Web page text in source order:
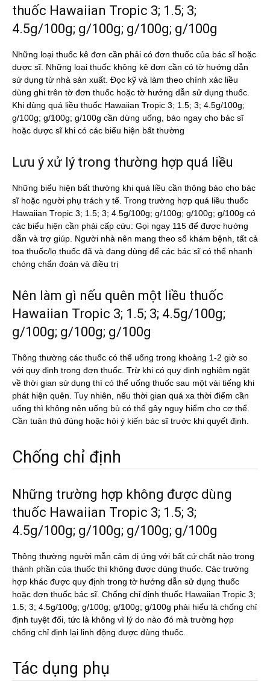
thuốc Hawaiian Tropic 3; 1.5; 3;
4.5g/100g; g/100g; g/100g; g/100g
Những loại thuốc kê đơn cần phải có đơn thuốc của bác sĩ hoặc
dược sĩ. Những loại thuốc không kê đơn cần có tờ hướng dẫn
sử dụng từ nhà sản xuất. Đọc kỹ và làm theo chính xác liều
dùng ghi trên tờ đơn thuốc hoặc tờ hướng dẫn sử dụng thuốc.
Khi dùng quá liều thuốc Hawaiian Tropic 3; 1.5; 3; 4.5g/100g;
g/100g; g/100g; g/100g cần dừng uống, báo ngay cho bác sĩ
hoặc dược sĩ khi có các biểu hiện bất thường
Lưu ý xử lý trong thường hợp quá liều
Những biểu hiện bất thường khi quá liều cần thông báo cho bác
sĩ hoặc người phụ trách y tế. Trong trường hợp quá liều thuốc
Hawaiian Tropic 3; 1.5; 3; 4.5g/100g; g/100g; g/100g; g/100g có
các biểu hiện cần phải cấp cứu: Gọi ngay 115 để được hướng
dẫn và trợ giúp. Người nhà nên mang theo sổ khám bệnh, tất cả
toa thuốc/lọ thuốc đã và đang dùng để các bác sĩ có thể nhanh
chóng chẩn đoán và điều trị
Nên làm gì nếu quên một liều thuốc
Hawaiian Tropic 3; 1.5; 3; 4.5g/100g;
g/100g; g/100g; g/100g
Thông thường các thuốc có thể uống trong khoảng 1-2 giờ so
với quy định trong đơn thuốc. Trừ khi có quy định nghiêm ngặt
về thời gian sử dụng thì có thể uống thuốc sau một vài tiếng khi
phát hiện quên. Tuy nhiên, nếu thời gian quá xa thời điểm cần
uống thì không nên uống bù có thể gây nguy hiểm cho cơ thể.
Cần tuân thủ đúng hoặc hỏi ý kiến bác sĩ trước khi quyết định.
Chống chỉ định
Những trường hợp không được dùng
thuốc Hawaiian Tropic 3; 1.5; 3;
4.5g/100g; g/100g; g/100g; g/100g
Thông thường người mẫn cảm dị ứng với bất cứ chất nào trong
thành phần của thuốc thì không được dùng thuốc. Các trường
hợp khác được quy định trong tờ hướng dẫn sử dụng thuốc
hoặc đơn thuốc bác sĩ. Chống chỉ định thuốc Hawaiian Tropic 3;
1.5; 3; 4.5g/100g; g/100g; g/100g; g/100g phải hiểu là chống chỉ
định tuyệt đối, tức là không vì lý do nào đó mà trường hợp
chống chỉ định lại linh động được dùng thuốc.
Tác dụng phụ